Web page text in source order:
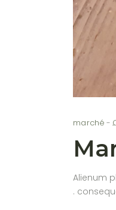
marché
Alienum
.